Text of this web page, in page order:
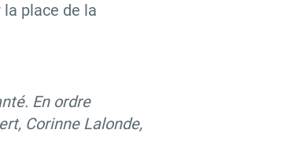
place de la
En ordre
Corinne Lalonde,